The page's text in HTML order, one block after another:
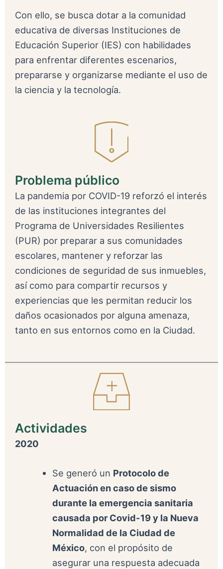
Con ello, se busca dotar a la comunidad
educativa de diversas Instituciones de
Educación Superior (IES) con habilidades
para enfrentar diferentes escenarios,
prepararse y organizarse mediante el uso de
la ciencia y la tecnología.
Problema público
La pandemia por COVID-19 reforzó el interés
de las instituciones integrantes del
Programa de Universidades Resilientes
(PUR) por preparar a sus comunidades
escolares, mantener y reforzar las
condiciones de seguridad de sus inmuebles,
así como para compartir recursos y
experiencias que les permitan reducir los
daños ocasionados por alguna amenaza,
tanto en sus entornos como en la Ciudad.
Actividades
2020
Se generó un Protocolo de
Actuación en caso de sismo
durante la emergencia sanitaria
causada por Covid-19 y la Nueva
Normalidad de la Ciudad de
México, con el propósito de
asegurar una respuesta adecuada